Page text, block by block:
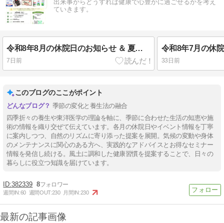
出来事からどうすれば健康で心豊かに過ごせるかを考え
ていきます。
令和8年8月の休院日のお知らせ ＆ 夏はお体も省エネ！
7日前 33日前
このブログのここがポイント
季節の変化と養生法の融合
四季折々の養生や東洋医学の理論を軸に、季節に合わせた生活の知恵や施
術の情報を織り交ぜて伝えています。各月の休院日やイベント情報を丁寧
に案内しつつ、自然のリズムに寄り添った提案を展開。気候の変動や身体
のメンテナンスに関心のある方へ、実践的なアドバイスとお得なセミナー
情報を発信し続ける。風土に調和した健康習慣を提案することで、日々の
暮らしに役立つ知識を届けています。
382339 8
週間IN:60 週間OUT:230 月間IN:230
最新の記事画像